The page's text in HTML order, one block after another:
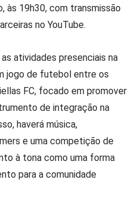
às 19h30, com transmissão
no YouTube.
atividades presenciais na
jogo de futebol entre os
FC, focado em promover
de integração na
haverá música,
e uma competição de
à tona como uma forma
para a comunidade